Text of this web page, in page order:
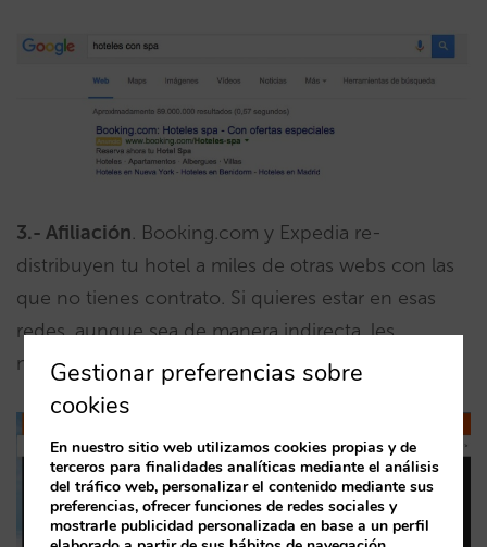
3.- Afiliación. Booking.com y Expedia re-
distribuyen tu hotel a miles de otras webs con las
que no tienes contrato. Si quieres estar en esas
redes, aunque sea de manera indirecta, les
necesitas. Un ejemplo es Easyjet o Ryanair
Gestionar preferencias sobre
cookies
En nuestro sitio web utilizamos cookies propias y de
terceros para finalidades analíticas mediante el análisis
del tráfico web, personalizar el contenido mediante sus
preferencias, ofrecer funciones de redes sociales y
mostrarle publicidad personalizada en base a un perfil